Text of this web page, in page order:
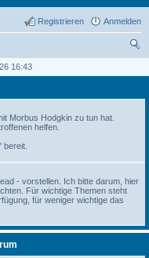
Anmelden
Registrieren
16:43
Morbus Hodgkin zu tun hat.
helfen.
- vorstellen. Ich bitte darum, hier
Für wichtige Themen steht
für weniger wichtige das